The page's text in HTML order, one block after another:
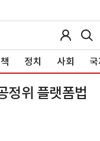
정치 사회
정위 플랫폼법